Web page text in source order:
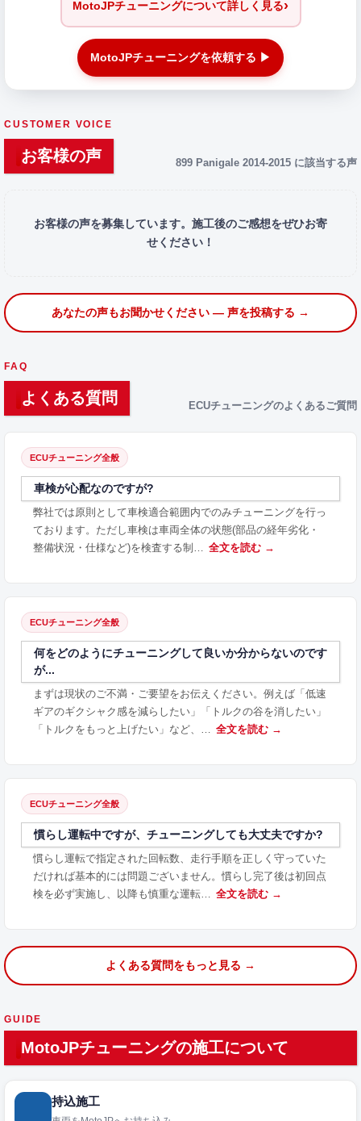
MotoJPチューニングについて詳しく見る›
MotoJPチューニングを依頼する ▶
CUSTOMER VOICE
お客様の声 899 Panigale 2014-2015 に該当する声
お客様の声を募集しています。施工後のご感想をぜひお寄
せください！
あなたの声もお聞かせください — 声を投稿する →
FAQ
よくある質問 ECUチューニングのよくあるご質問
ECUチューニング全般
車検が心配なのですが?
弊社では原則として車検適合範囲内でのみチューニングを行っ
ております。ただし車検は車両全体の状態(部品の経年劣化・
整備状況・仕様など)を検査する制… 全文を読む →
ECUチューニング全般
何をどのようにチューニングして良いか分からないのです
が...
まずは現状のご不満・ご要望をお伝えください。例えば「低速
ギアのギクシャク感を減らしたい」「トルクの谷を消したい」
「トルクをもっと上げたい」など、… 全文を読む →
ECUチューニング全般
慣らし運転中ですが、チューニングしても大丈夫ですか?
慣らし運転で指定された回転数、走行手順を正しく守っていた
だければ基本的には問題ございません。慣らし完了後は初回点
検を必ず実施し、以降も慎重な運転… 全文を読む →
よくある質問をもっと見る →
GUIDE
MotoJPチューニングの施工について
持込施工